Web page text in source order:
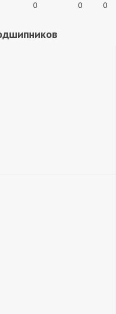
0 0 0